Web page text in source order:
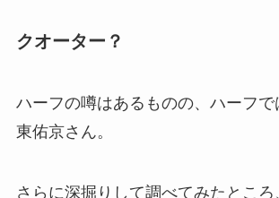
クオーター？
ハーフの噂はあるものの、ハーフで
東佑京さん。
さらに深掘りして調べてみたところ